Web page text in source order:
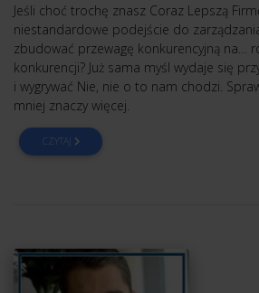
Jeśli choć trochę znasz Coraz Lepszą
niestandardowe podejście do
zbudować przewagę konkurencyjną na…
konkurencji? Już sama myśl wydaje się
i wygrywać Nie, nie o to nam chodzi.
mniej znaczy więcej.
CZYTAJ